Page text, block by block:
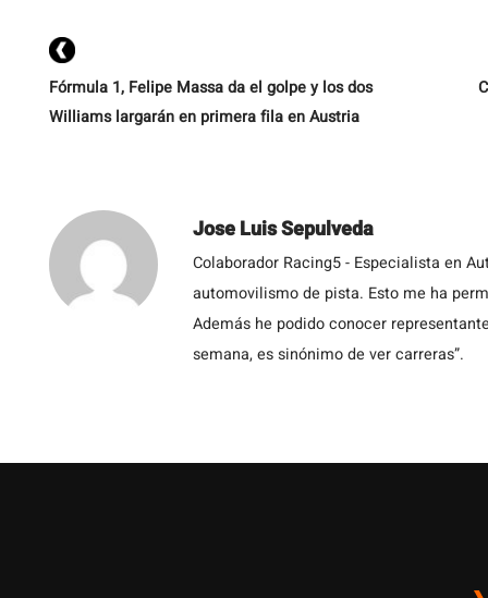
Fórmula 1, Felipe Massa da el golpe y los dos
Williams largarán en primera fila en Austria
Jose Luis Sepulveda
Colaborador Racing5 - Especialista en
automovilismo de pista. Esto me ha
Además he podido conocer
semana, es sinónimo de ver carreras”.